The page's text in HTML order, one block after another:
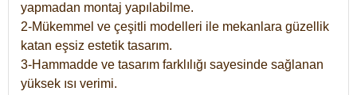
yapmadan montaj yapılabilme.
2-Mükemmel ve çeşitli modelleri ile mekanlara güzellik
katan eşsiz estetik tasarım.
3-Hammadde ve tasarım farklılığı sayesinde sağlanan
yüksek ısı verimi.